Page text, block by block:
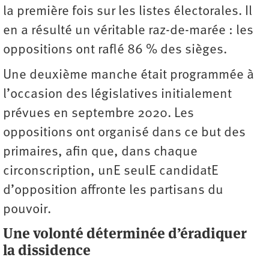
la première fois sur les listes électorales. Il
en a résulté un véritable raz-de-marée : les
oppositions ont raflé 86 % des sièges.
Une deuxième manche était programmée à
l’occasion des législatives initialement
prévues en septembre 2020. Les
oppositions ont organisé dans ce but des
primaires, afin que, dans chaque
circonscription, unE seulE candidatE
d’opposition affronte les partisans du
pouvoir.
Une volonté déterminée d’éradiquer
la dissidence